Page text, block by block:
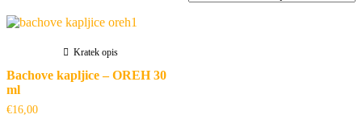
Kratek opis
Bachove kapljice – OREH 30
ml
€16,00